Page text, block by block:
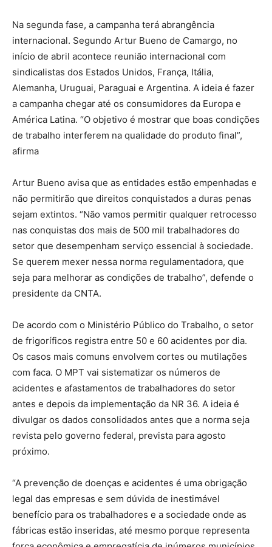
Na segunda fase, a campanha terá abrangência
internacional. Segundo Artur Bueno de Camargo, no
início de abril acontece reunião internacional com
sindicalistas dos Estados Unidos, França, Itália,
Alemanha, Uruguai, Paraguai e Argentina. A ideia é fazer
a campanha chegar até os consumidores da Europa e
América Latina. “O objetivo é mostrar que boas condições
de trabalho interferem na qualidade do produto final”,
afirma
Artur Bueno avisa que as entidades estão empenhadas e
não permitirão que direitos conquistados a duras penas
sejam extintos. “Não vamos permitir qualquer retrocesso
nas conquistas dos mais de 500 mil trabalhadores do
setor que desempenham serviço essencial à sociedade.
Se querem mexer nessa norma regulamentadora, que
seja para melhorar as condições de trabalho”, defende o
presidente da CNTA.
De acordo com o Ministério Público do Trabalho, o setor
de frigoríficos registra entre 50 e 60 acidentes por dia.
Os casos mais comuns envolvem cortes ou mutilações
com faca. O MPT vai sistematizar os números de
acidentes e afastamentos de trabalhadores do setor
antes e depois da implementação da NR 36. A ideia é
divulgar os dados consolidados antes que a norma seja
revista pelo governo federal, prevista para agosto
próximo.
“A prevenção de doenças e acidentes é uma obrigação
legal das empresas e sem dúvida de inestimável
benefício para os trabalhadores e a sociedade onde as
fábricas estão inseridas, até mesmo porque representa